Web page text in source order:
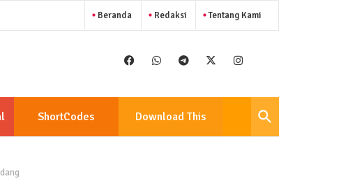
Beranda Redaksi Tentang Kami
ShortCodes Download This